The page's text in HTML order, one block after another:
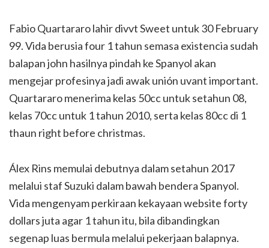
Fabio Quartararo lahir divvt Sweet untuk 30 February
99. Vida berusia four 1 tahun semasa existencia sudah
balapan john hasilnya pindah ke Spanyol akan
mengejar profesinya jadi awak unión uvant important.
Quartararo menerima kelas 50cc untuk setahun 08,
kelas 70cc untuk 1 tahun 2010, serta kelas 80cc di 1
thaun right before christmas.
Álex Rins memulai debutnya dalam setahun 2017
melalui staf Suzuki dalam bawah bendera Spanyol.
Vida mengenyam perkiraan kekayaan website forty
dollars juta agar 1 tahun itu, bila dibandingkan
segenap luas bermula melalui pekerjaan balapnya.